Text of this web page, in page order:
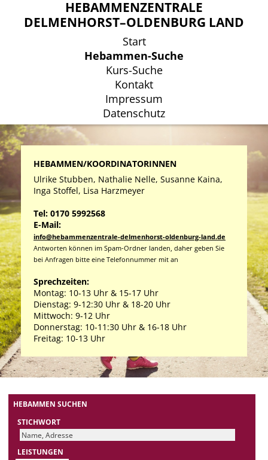
HEBAMMENZENTRALE
DELMENHORST–OLDENBURG LAND
Start
Hebammen-Suche
Kurs-Suche
Kontakt
Impressum
Datenschutz
HEBAMMENZENTRALE
DELMENHORST–OLDENBURG LAND
Start
Hebammen-Suche
Kurs-Suche
Kontakt
Impressum
Datenschutz
HEBAMMEN/KOORDINATORINNEN
Ulrike Stubben, Nathalie Nelle, Susanne Kaina,
Inga Stoffel, Lisa Harzmeyer
Tel: 0170 5992568
E-Mail:
info@hebammenzentrale-delmenhorst-oldenburg-land.de
Antworten können im Spam-Ordner landen, daher geben Sie
bei Anfragen bitte eine Telefonnummer mit an
Sprechzeiten:
Montag: 10-13 Uhr & 15-17 Uhr
Dienstag: 9-12:30 Uhr & 18-20 Uhr
Mittwoch: 9-12 Uhr
Donnerstag: 10-11:30 Uhr & 16-18 Uhr
Freitag: 10-13 Uhr
HEBAMMEN SUCHEN
STICHWORT
LEISTUNGEN